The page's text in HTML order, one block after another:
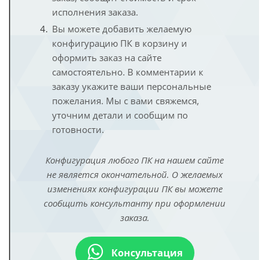
исполнения заказа.
Вы можете добавить желаемую
конфигурацию ПК в корзину и
оформить заказ на сайте
самостоятельно. В комментарии к
заказу укажите ваши персональные
пожелания. Мы с вами свяжемся,
уточним детали и сообщим по
готовности.
Конфигурация любого ПК на нашем сайте
не является окончательной. О желаемых
изменениях конфигурации ПК вы можете
сообщить консультанту при оформлении
заказа.
Консультация